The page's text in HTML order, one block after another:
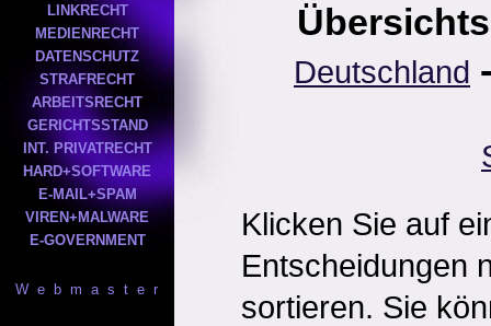
LINKRECHT
MEDIENRECHT
DATENSCHUTZ
STRAFRECHT
ARBEITSRECHT
GERICHTSSTAND
INT. PRIVATRECHT
HARD+SOFTWARE
E-MAIL+SPAM
VIREN+MALWARE
E-GOVERNMENT
W e b m a s t e r
Deutschland
Klicken Sie auf
Entscheidungen
sortieren. Sie